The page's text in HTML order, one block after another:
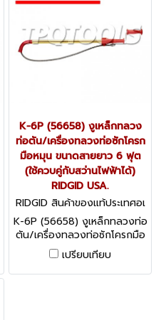
K-6P (56658) งูเหล็กทลวง
ท่อตัน/เครื่องทลวงท่อซักโครก
มือหมุน ขนาดสายยาว 6 ฟุต
(ใช้ควบคู่กับสว่านไฟฟ้าได้)
RIDGID USA.
RIDGID สินค้าของแท้ประเทศอเ
มริกา K-6P
K-6P (56658) งูเหล็กทลวงท่อ
ตัน/เครื่องทลวงท่อซักโครกมือ
หมุน ขนาดสายยาว 6 ฟุต (ใช้
ควบคู่กับสว่านไฟฟ้าได้) RIDGID
USA.
เปรียบเทียบ